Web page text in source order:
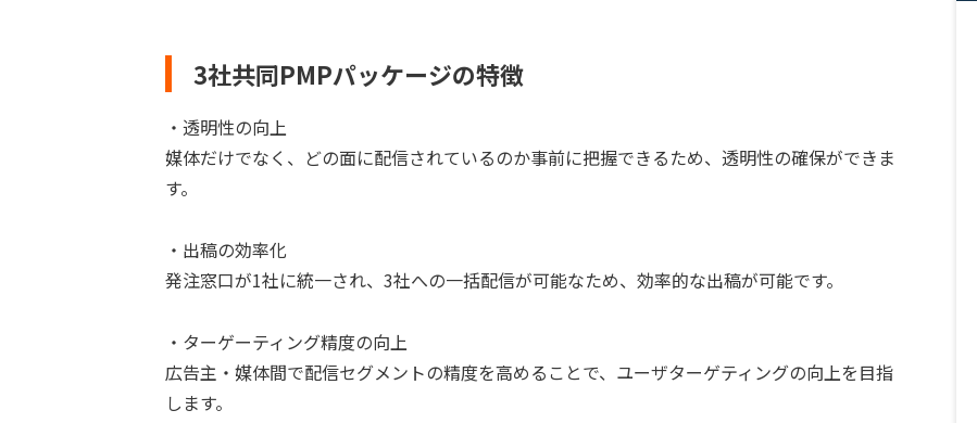
3社共同PMPパッケージの特徴
・透明性の向上
媒体だけでなく、どの面に配信されているのか事前に把握できるため、透明性の確保ができま
す。
・出稿の効率化
発注窓口が1社に統一され、3社への一括配信が可能なため、効率的な出稿が可能です。
・ターゲーティング精度の向上
広告主・媒体間で配信セグメントの精度を高めることで、ユーザターゲティングの向上を目指
します。